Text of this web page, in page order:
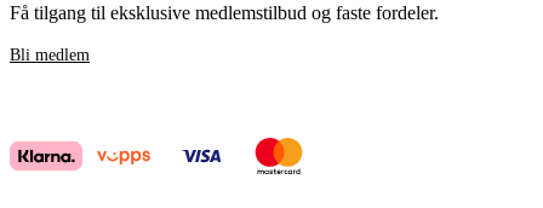
Få tilgang til eksklusive medlemstilbud og faste fordeler.
Bli medlem